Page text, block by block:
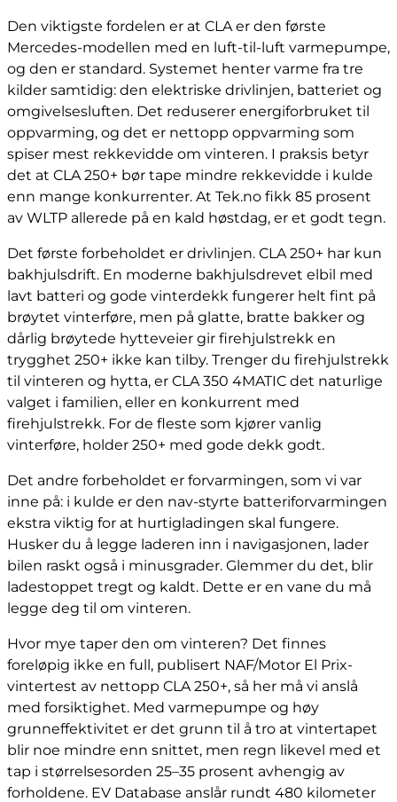
Den viktigste fordelen er at CLA er den første
Mercedes-modellen med en luft-til-luft varmepumpe,
og den er standard. Systemet henter varme fra tre
kilder samtidig: den elektriske drivlinjen, batteriet og
omgivelsesluften. Det reduserer energiforbruket til
oppvarming, og det er nettopp oppvarming som
spiser mest rekkevidde om vinteren. I praksis betyr
det at CLA 250+ bør tape mindre rekkevidde i kulde
enn mange konkurrenter. At Tek.no fikk 85 prosent
av WLTP allerede på en kald høstdag, er et godt tegn.
Det første forbeholdet er drivlinjen. CLA 250+ har kun
bakhjulsdrift. En moderne bakhjulsdrevet elbil med
lavt batteri og gode vinterdekk fungerer helt fint på
brøytet vinterføre, men på glatte, bratte bakker og
dårlig brøytede hytteveier gir firehjulstrekk en
trygghet 250+ ikke kan tilby. Trenger du firehjulstrekk
til vinteren og hytta, er CLA 350 4MATIC det naturlige
valget i familien, eller en konkurrent med
firehjulstrekk. For de fleste som kjører vanlig
vinterføre, holder 250+ med gode dekk godt.
Det andre forbeholdet er forvarmingen, som vi var
inne på: i kulde er den nav-styrte batteriforvarmingen
ekstra viktig for at hurtigladingen skal fungere.
Husker du å legge laderen inn i navigasjonen, lader
bilen raskt også i minusgrader. Glemmer du det, blir
ladestoppet tregt og kaldt. Dette er en vane du må
legge deg til om vinteren.
Hvor mye taper den om vinteren? Det finnes
foreløpig ikke en full, publisert NAF/Motor El Prix-
vintertest av nettopp CLA 250+, så her må vi anslå
med forsiktighet. Med varmepumpe og høy
grunneffektivitet er det grunn til å tro at vintertapet
blir noe mindre enn snittet, men regn likevel med et
tap i størrelsesorden 25–35 prosent avhengig av
forholdene. EV Database anslår rundt 480 kilometer